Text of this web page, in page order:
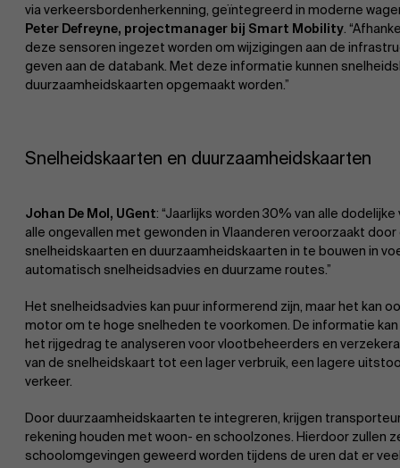
via verkeersbordenherkenning, geïntegreerd in moderne
Peter Defreyne, projectmanager bij Smart Mobility.
deze sensoren ingezet worden om wijzigingen aan de
geven aan de databank. Met deze informatie kunnen
duurzaamheidskaarten opgemaakt worden.”
Snelheidskaarten en duurzaamheidskaarten
Johan De Mol, UGent: “Jaarlijks worden 30% van alle
alle ongevallen met gewonden in Vlaanderen veroorzaakt
snelheidskaarten en duurzaamheidskaarten in te bouwen in
automatisch snelheidsadvies en duurzame routes.”
Het snelheidsadvies kan puur informerend zijn, maar het kan
motor om te hoge snelheden te voorkomen. De informatie
het rijgedrag te analyseren voor vlootbeheerders en
van de snelheidskaart tot een lager verbruik, een lagere
verkeer.
Door duurzaamheidskaarten te integreren, krijgen
rekening houden met woon- en schoolzones. Hierdoor zullen
schoolomgevingen geweerd worden tijdens de uren dat er